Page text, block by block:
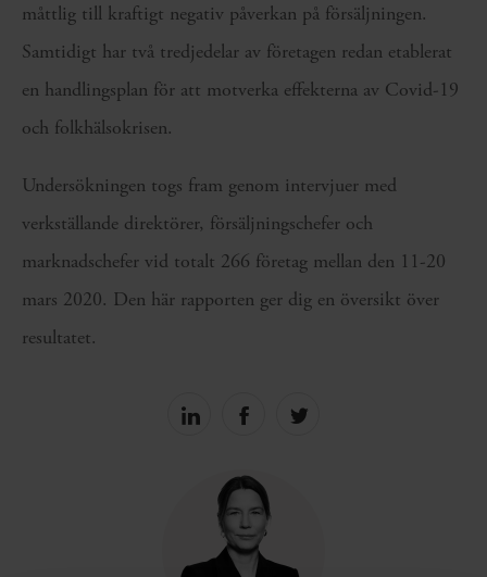
måttlig till kraftigt negativ påverkan på försäljningen.
Samtidigt har två tredjedelar av företagen redan etablerat
en handlingsplan för att motverka effekterna av Covid-19
och folkhälsokrisen.
Undersökningen togs fram genom intervjuer med
verkställande direktörer, försäljningschefer och
marknadschefer vid totalt 266 företag mellan den 11-20
mars 2020. Den här rapporten ger dig en översikt över
resultatet.
Share
Share
Share